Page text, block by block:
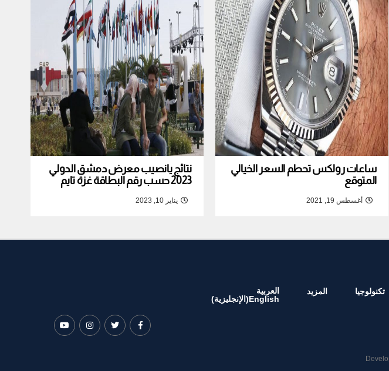
ساعات رولكس تحطم السعر الخيالي
المتوقع
أغسطس 19, 2021
نتائج يانصيب معرض دمشق الدولي
2023 حسب رقم البطاقة غزة تايم
يناير 10, 2023
تكنولوجيا المزيد
العربية
English
( الإنجليزية)